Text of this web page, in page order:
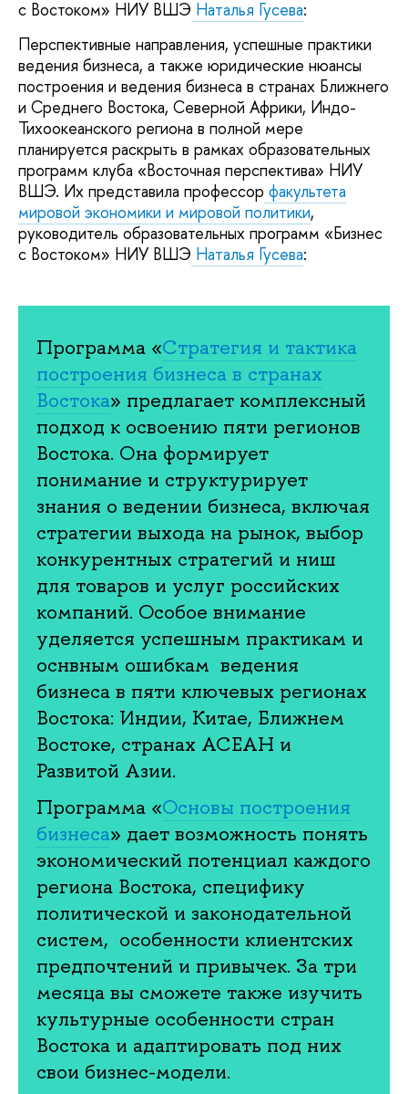
с Востоком» НИУ ВШЭ Наталья Гусева:
Перспективные направления, успешные практики
ведения бизнеса, а также юридические нюансы
построения и ведения бизнеса в странах Ближнего
и Среднего Востока, Северной Африки, Индо-
Тихоокеанского региона в полной мере
планируется раскрыть в рамках образовательных
программ клуба «Восточная перспектива» НИУ
ВШЭ. Их представила профессор факультета
мировой экономики и мировой политики,
руководитель образовательных программ «Бизнес
с Востоком» НИУ ВШЭ Наталья Гусева:
Программа «Стратегия и тактика
построения бизнеса в странах
Востока» предлагает комплексный
подход к освоению пяти регионов
Востока. Она формирует
понимание и структурирует
знания о ведении бизнеса, включая
стратегии выхода на рынок, выбор
конкурентных стратегий и ниш
для товаров и услуг российских
компаний. Особое внимание
уделяется успешным практикам и
оснвным ошибкам ведения
бизнеса в пяти ключевых регионах
Востока: Индии, Китае, Ближнем
Востоке, странах АСЕАН и
Развитой Азии.
Программа «Основы построения
бизнеса» дает возможность понять
экономический потенциал каждого
региона Востока, специфику
политической и законодательной
систем, особенности клиентских
предпочтений и привычек. За три
месяца вы сможете также изучить
культурные особенности стран
Востока и адаптировать под них
свои бизнес-модели.